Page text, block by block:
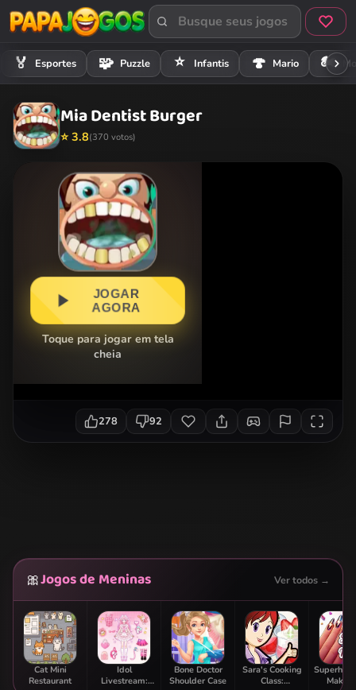
🏅 Esportes 🧩 Puzzle ⭐ Infantis 🍄 Mario 🏍️
Mia Dentist Burger
⭐ 3.8(370 votos)
JOGAR
AGORA
Toque para jogar em tela
cheia
278 92
🎀Jogos de Meninas Ver todos →
Cat Mini
Restaurant
Idol
Livestream:
Bone Doctor
Shoulder Case
Sara's Cooking
Class: